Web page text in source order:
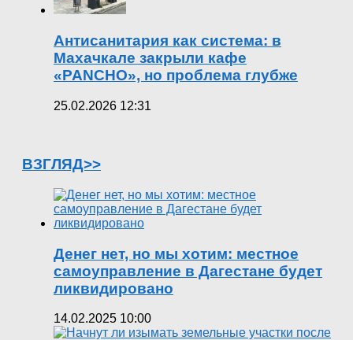
Антисанитария как система: в
Махачкале закрыли кафе
«PANCHO», но проблема глубже
25.02.2026 12:31
ВЗГЛЯД>>
Денег нет, но мы хотим: местное
самоуправление в Дагестане будет
ликвидировано
14.02.2025 10:00